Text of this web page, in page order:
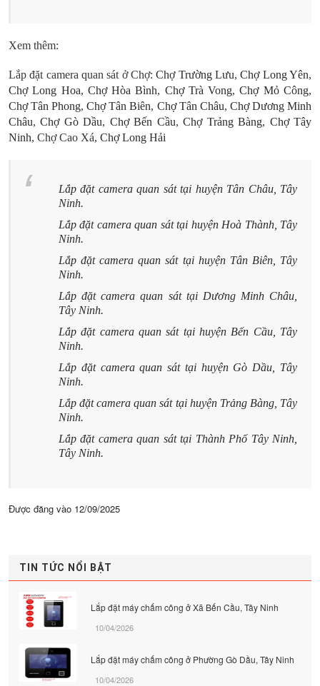
Xem thêm:
Lắp đặt camera quan sát ở Chợ:Chợ Trường Lưu,Chợ Long Yên,
Chợ Long Hoa, Chợ Hòa Bình, Chợ Trà Vong,Chợ Mỏ Công,
Chợ Tân Phong,Chợ Tân Biên, Chợ Tân Châu, Chợ Dương Minh
Châu,Chợ Gò Dầu, Chợ Bến Cầu,Chợ Trảng Bàng, Chợ Tây
Ninh, Chợ Cao Xá, Chợ Long Hải
Lắp đặt camera quan sát tại huyện Tân Châu, Tây
Ninh.
Lắp đặt camera quan sát tại huyện Hoà Thành, Tây
Ninh.
Lắp đặt camera quan sát tại huyện Tân Biên, Tây
Ninh.
Lắp đặt camera quan sát tại Dương Minh Châu,
Tây Ninh.
Lắp đặt camera quan sát tại huyện Bến Cầu, Tây
Ninh.
Lắp đặt camera quan sát tại huyện Gò Dầu, Tây
Ninh.
Lắp đặt camera quan sát tại huyện Trảng Bàng, Tây
Ninh.
Lắp đặt camera quan sát tại Thành Phố Tây Ninh,
Tây Ninh.
Được đăng vào 12/09/2025
TIN TỨC NỔI BẬT
Lắp đặt máy chấm công ở Xã Bến Cầu, Tây Ninh
10/04/2026
Lắp đặt máy chấm công ở Phường Gò Dầu, Tây Ninh
10/04/2026